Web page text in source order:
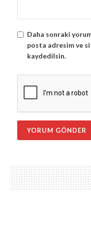
Daha sonraki
posta adresim ve
kaydedilsin.